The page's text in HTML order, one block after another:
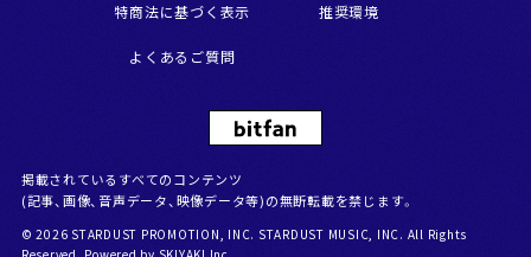
特商法に基づく表示 推奨環境
よくあるご質問
掲載されているすべてのコンテンツ
(記事、画像、音声データ、映像データ等)の無断転載を禁じます。
© 2026 STARDUST PROMOTION, INC. STARDUST MUSIC, INC. All Rights